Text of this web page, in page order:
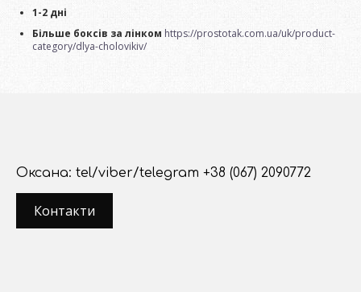
1-2 дні
Більше боксів за лінком https://prostotak.com.ua/uk/product-
category/dlya-cholovikiv/
Оксана: tel/viber/telegram +38 (067) 2090772
Контакти